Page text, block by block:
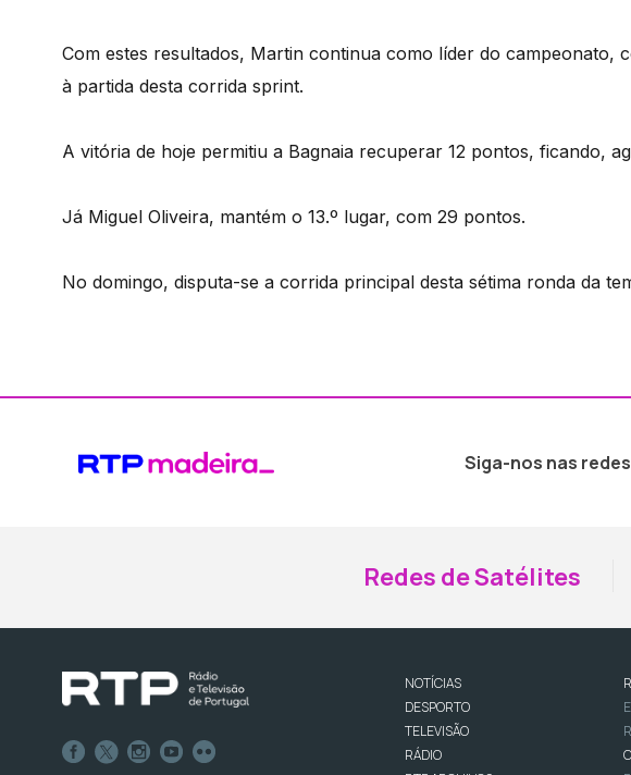
Com estes resultados, Martin continua como líder do campeonato,
à partida desta corrida sprint.
A vitória de hoje permitiu a Bagnaia recuperar 12 pontos, ficando,
Já Miguel Oliveira, mantém o 13.º lugar, com 29 pontos.
No domingo, disputa-se a corrida principal desta sétima ronda da
Siga-nos nas
Redes de Satélites
NOTÍCIAS
DESPORTO
TELEVISÃO
RÁDIO